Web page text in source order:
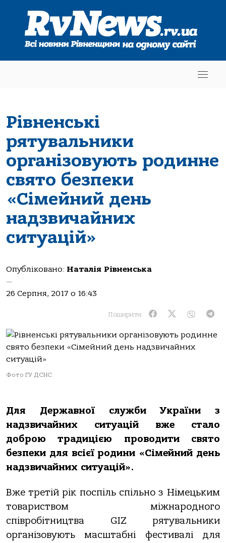
Рівненські
рятувальники
організовують родинне
свято безпеки
«Сімейний день
надзвичайних
ситуацій»
Опубліковано: Наталія Рівненська
—
26 Серпня, 2017 о 16:43
Поширити:
Фото ГУ ДСНС
Для Державної служби України з
надзвичайних ситуацій вже стало
доброю традицією проводити свято
безпеки для всієї родини «Сімейний день
надзвичайних ситуацій».
Вже третій рік поспіль спільно з Німецьким
товариством міжнародного
співробітництва GIZ рятувальники
організовують масштабні фестивалі для